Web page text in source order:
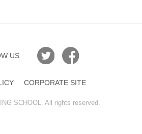
US
CORPORATE SITE
SCHOOL. All rights reserved.